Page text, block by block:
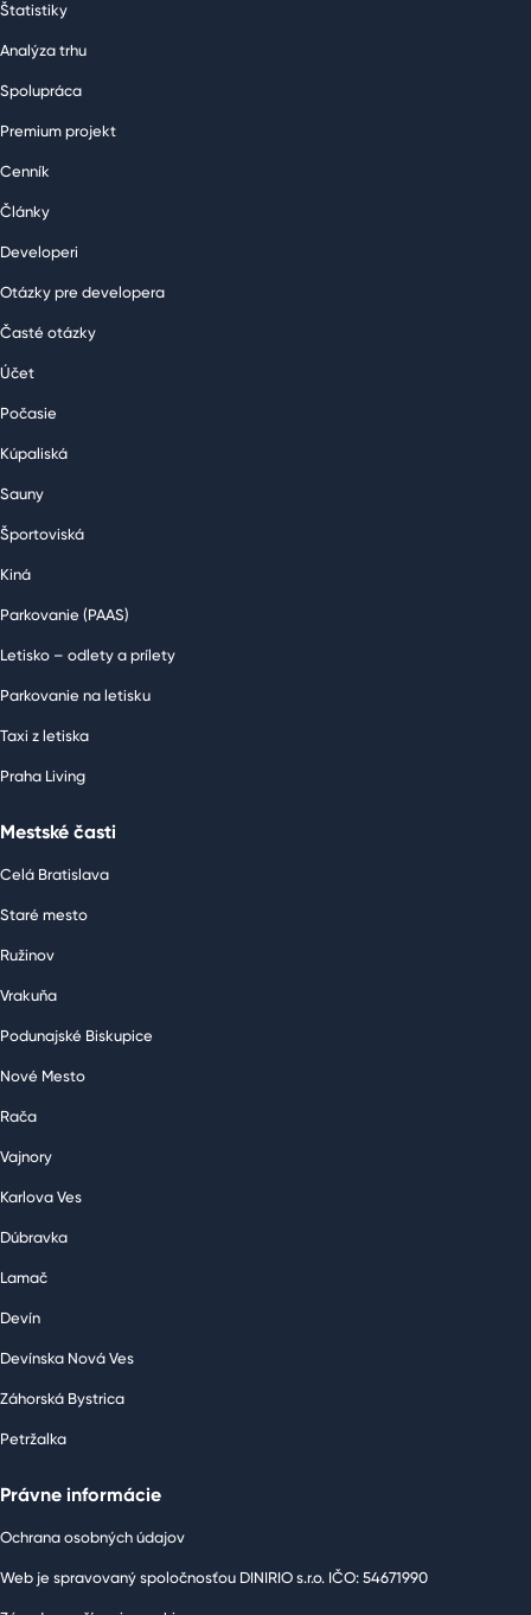
Štatistiky
Analýza trhu
Spolupráca
Premium projekt
Cenník
Články
Developeri
Otázky pre developera
Časté otázky
Účet
Počasie
Kúpaliská
Sauny
Športoviská
Kiná
Parkovanie (PAAS)
Letisko – odlety a prílety
Parkovanie na letisku
Taxi z letiska
Praha Living
Mestské časti
Celá Bratislava
Staré mesto
Ružinov
Vrakuňa
Podunajské Biskupice
Nové Mesto
Rača
Vajnory
Karlova Ves
Dúbravka
Lamač
Devín
Devínska Nová Ves
Záhorská Bystrica
Petržalka
Právne informácie
Ochrana osobných údajov
Web je spravovaný spoločnosťou DINIRIO s.r.o. IČO: 54671990